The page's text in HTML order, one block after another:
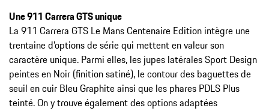
Une 911 Carrera GTS unique
La 911 Carrera GTS Le Mans Centenaire Edition intègre une
trentaine d’options de série qui mettent en valeur son
caractère unique. Parmi elles, les jupes latérales Sport Design
peintes en Noir (finition satiné), le contour des baguettes de
seuil en cuir Bleu Graphite ainsi que les phares PDLS Plus
teinté. On y trouve également des options adaptées